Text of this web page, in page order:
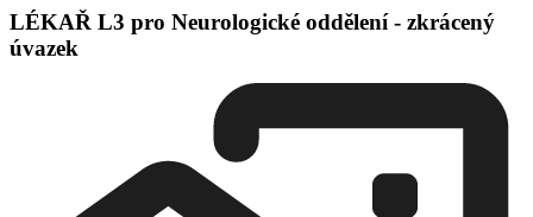
LÉKAŘ L3 pro Neurologické oddělení - zkrácený
úvazek